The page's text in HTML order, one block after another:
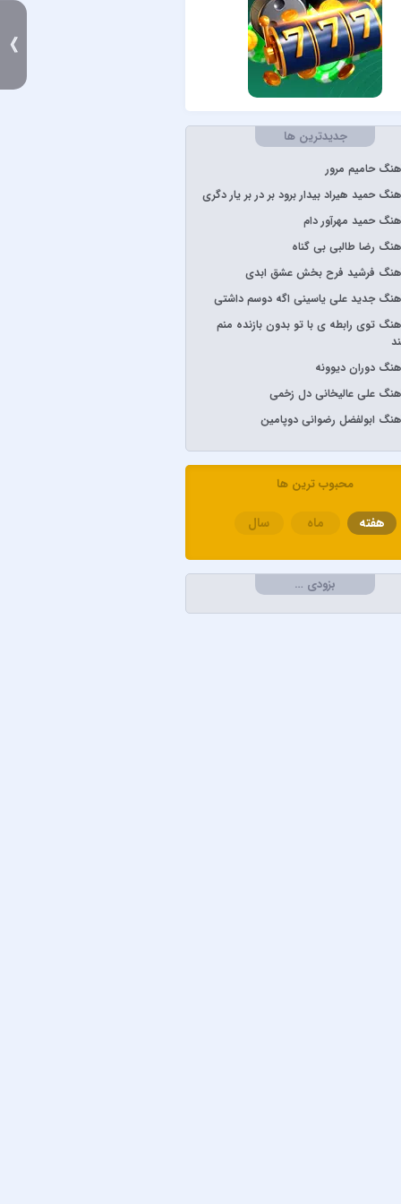
Stevie
ساسی
رضوانی
کامران و هومن
خواجه امیری
جدیدترین ها
حامیم مرور
حمید هیراد بیدار برود بر در بر یار دگری
حمید مهرآور دام
رضا طالبی بی گناه
آهنگ فرشید فرح بخش عشق ابدی
آهنگ جدید علی یاسینی اگه دوسم داشتی
توی رابطه ی با تو بدون بازنده منم
دوران دیوونه
علی عالیخانی دل زخمی
ابولفضل رضوانی دوپامین
محبوب ترین ها
هفته ماه سال
بزودی …
》